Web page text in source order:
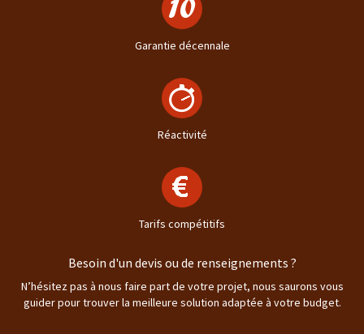
Garantie décennale
Réactivité
Tarifs compétitifs
Besoin d'un devis ou de renseignements ?
N’hésitez pas à nous faire part de votre projet, nous saurons vous
guider pour trouver la meilleure solution adaptée à votre budget.